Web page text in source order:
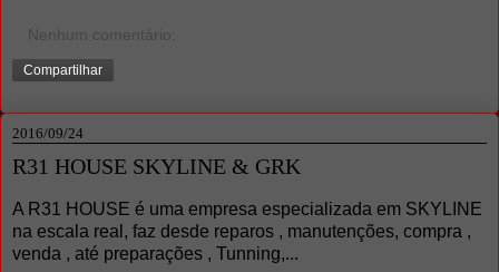
Nenhum comentário:
Compartilhar
2016/09/24
R31 HOUSE SKYLINE & GRK
A R31 HOUSE é uma empresa especializada em SKYLINE
na escala real, faz desde reparos , manutenções, compra ,
venda , até preparações , Tunning,...